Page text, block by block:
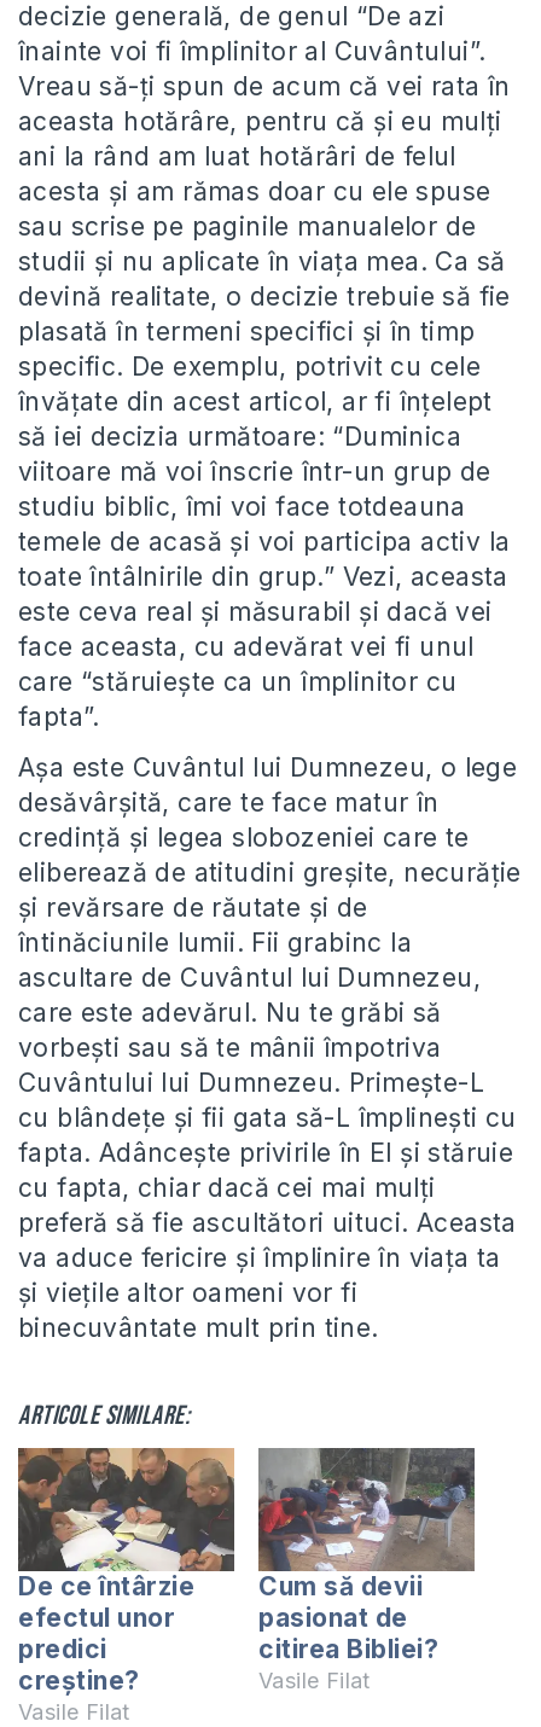
decizie generală, de genul “De azi
înainte voi fi împlinitor al Cuvântului”.
Vreau să-ți spun de acum că vei rata în
aceasta hotărâre, pentru că și eu mulți
ani la rând am luat hotărâri de felul
acesta și am rămas doar cu ele spuse
sau scrise pe paginile manualelor de
studii și nu aplicate în viața mea. Ca să
devină realitate, o decizie trebuie să fie
plasată în termeni specifici și în timp
specific. De exemplu, potrivit cu cele
învățate din acest articol, ar fi înțelept
să iei decizia următoare: “Duminica
viitoare mă voi înscrie într-un grup de
studiu biblic, îmi voi face totdeauna
temele de acasă și voi participa activ la
toate întâlnirile din grup.” Vezi, aceasta
este ceva real și măsurabil și dacă vei
face aceasta, cu adevărat vei fi unul
care “stăruiește ca un împlinitor cu
fapta”.
Așa este Cuvântul lui Dumnezeu, o lege
desăvârșită, care te face matur în
credință și legea slobozeniei care te
eliberează de atitudini greșite, necurăție
și revărsare de răutate și de
întinăciunile lumii. Fii grabinc la
ascultare de Cuvântul lui Dumnezeu,
care este adevărul. Nu te grăbi să
vorbești sau să te mânii împotriva
Cuvântului lui Dumnezeu. Primește-L
cu blândețe și fii gata să-L împlinești cu
fapta. Adâncește privirile în El și stăruie
cu fapta, chiar dacă cei mai mulți
preferă să fie ascultători uituci. Aceasta
va aduce fericire și împlinire în viața ta
și viețile altor oameni vor fi
binecuvântate mult prin tine.
Articole similare:
De ce întârzie
efectul unor
predici
creștine?
Vasile Filat
Cum să devii
pasionat de
citirea Bibliei?
Vasile Filat